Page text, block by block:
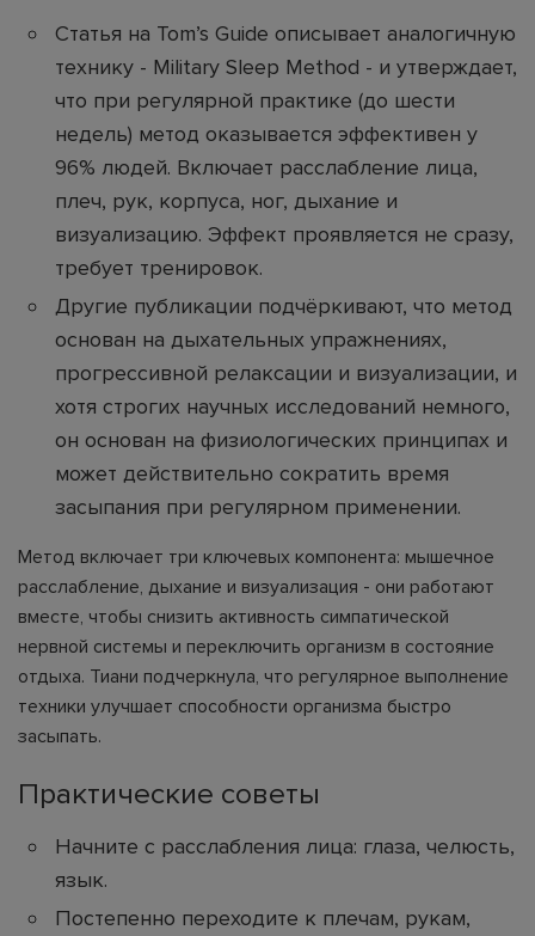
Статья на Tom’s Guide описывает аналогичную
технику - Military Sleep Method - и утверждает,
что при регулярной практике (до шести
недель) метод оказывается эффективен у
96% людей. Включает расслабление лица,
плеч, рук, корпуса, ног, дыхание и
визуализацию. Эффект проявляется не сразу,
требует тренировок.
Другие публикации подчёркивают, что метод
основан на дыхательных упражнениях,
прогрессивной релаксации и визуализации, и
хотя строгих научных исследований немного,
он основан на физиологических принципах и
может действительно сократить время
засыпания при регулярном применении.
Метод включает три ключевых компонента: мышечное
расслабление, дыхание и визуализация - они работают
вместе, чтобы снизить активность симпатической
нервной системы и переключить организм в состояние
отдыха. Тиани подчеркнула, что регулярное выполнение
техники улучшает способности организма быстро
засыпать.
Практические советы
Начните с расслабления лица: глаза, челюсть,
язык.
Постепенно переходите к плечам, рукам,